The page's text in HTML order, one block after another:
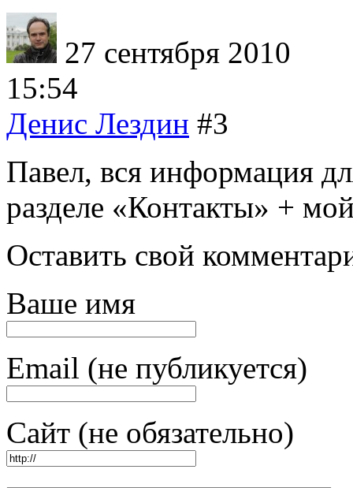
27 сентября 2010
15:54
Денис Лездин #3
Павел, вся информация
разделе «Контакты» +
Оставить свой
Ваше имя
Email (не публикуется)
Сайт (не обязательно)